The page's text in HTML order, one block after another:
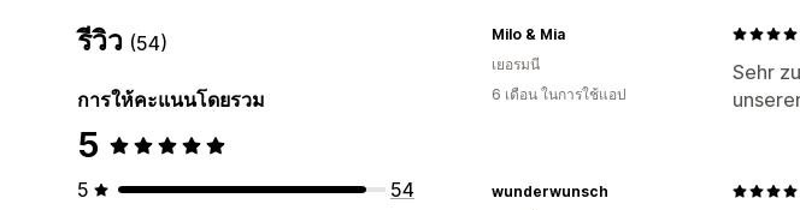
รีวิว (54)
การให้คะแนนโดยรวม
5
5
54
Sehr
Milo & Mia
เยอรมนี
6 เดือน ในการใช้แอป
wunderwunsch